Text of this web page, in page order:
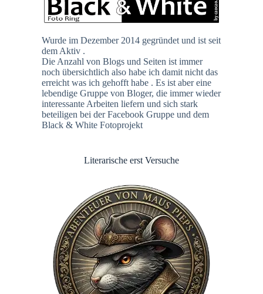
Wurde im Dezember 2014 gegründet und ist seit
dem Aktiv .
Die Anzahl von Blogs und Seiten ist immer
noch übersichtlich also habe ich damit nicht das
erreicht was ich gehofft habe . Es ist aber eine
lebendige Gruppe von Bloger, die immer wieder
interessante Arbeiten liefern und sich stark
beteiligen bei der Facebook Gruppe und dem
Black & White Fotoprojekt
Literarische erst Versuche